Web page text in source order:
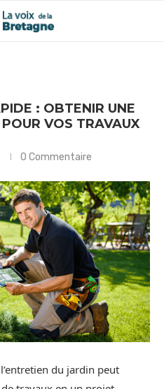
: OBTENIR UNE
VOS TRAVAUX
0 Commentaire
du jardin peut